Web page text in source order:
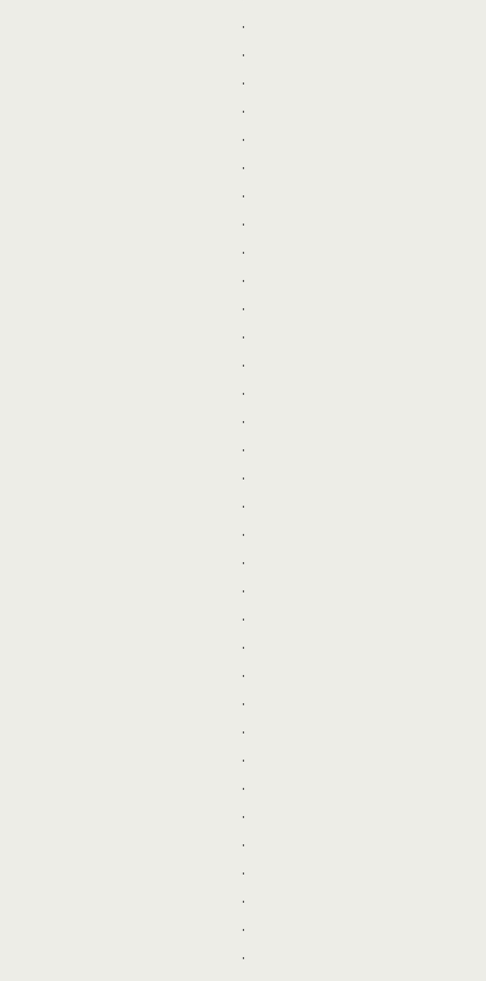
.
.
.
.
.
.
.
.
.
.
.
.
.
.
.
.
.
.
.
.
.
.
.
.
.
.
.
.
.
.
.
.
.
.